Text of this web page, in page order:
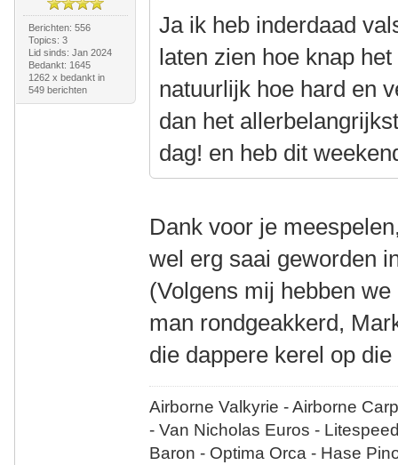
Berichten: 556
Topics: 3
Lid sinds: Jan 2024
Bedankt: 1645
1262 x bedankt in
549 berichten
Ja ik heb inderdaad
laten zien hoe knap
natuurlijk hoe hard en
dan het
dag! en heb dit
Dank voor je
wel erg saai geworden
(Volgens mij hebben
man rondgeakkerd,
die dappere kerel op
Airborne Valkyrie - Airborne
- Van Nicholas Euros -
Baron - Optima Orca - Hase